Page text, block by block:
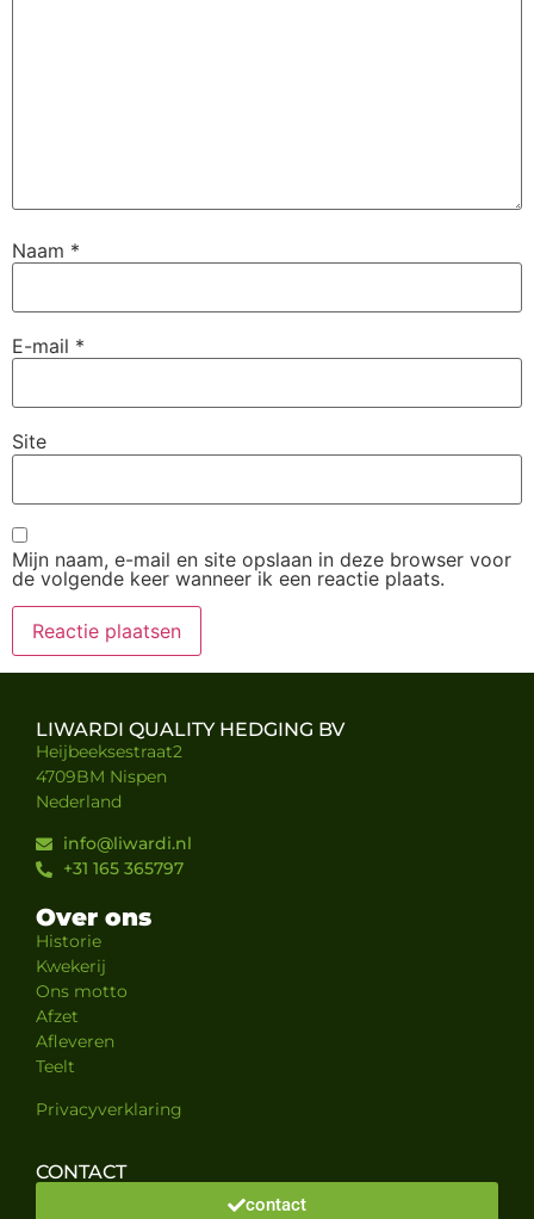
Naam *
E-mail *
Site
Mijn naam, e-mail en site opslaan in deze browser voor
de volgende keer wanneer ik een reactie plaats.
LIWARDI QUALITY HEDGING BV
Heijbeeksestraat2
4709BM Nispen
Nederland
info@liwardi.nl
+31 165 365797
Over ons
Historie
Kwekerij
Ons motto
Afzet
Afleveren
Teelt
Privacyverklaring
CONTACT
contact